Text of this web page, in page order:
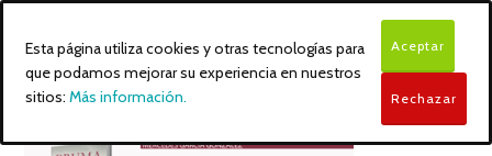
Esta página utiliza cookies y otras tecnologías para
que podamos mejorar su experiencia en nuestros
sitios: Más información.
Aceptar
Rechazar